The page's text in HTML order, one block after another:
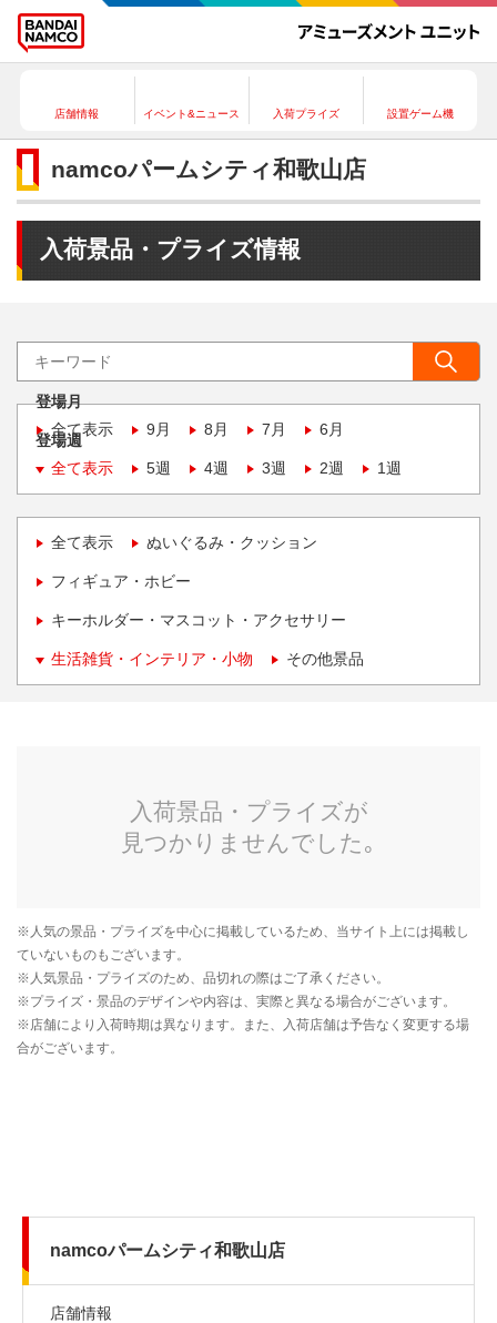
店舗情報 イベント&ニュース 入荷プライズ 設置ゲーム機
namcoパームシティ和歌山店
入荷景品・プライズ情報
登場月
全て表示
9月 8月 7月 6月
登場週
全て表示
5週 4週 3週 2週 1週
全て表示 ぬいぐるみ・クッション
フィギュア・ホビー
キーホルダー・マスコット・アクセサリー
生活雑貨・インテリア・小物 その他景品
namcoパームシティ和歌山店
店舗情報